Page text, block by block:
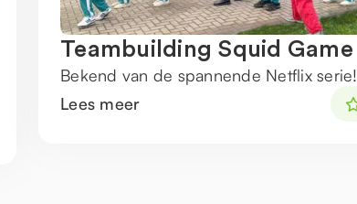
Teambuilding Squid Game
Bekend van de spannende Netflix serie!
Lees meer